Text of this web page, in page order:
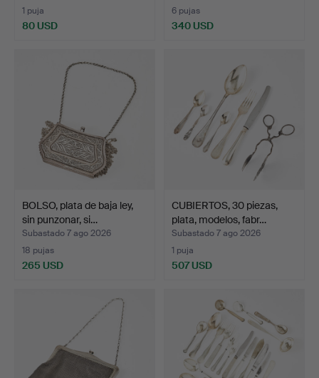
1 puja
80 USD
6 pujas
340 USD
BOLSO, plata de baja ley,
sin punzonar, si…
Subastado 7 ago 2026
18 pujas
265 USD
CUBIERTOS, 30 piezas,
plata, modelos, fabr…
Subastado 7 ago 2026
1 puja
507 USD